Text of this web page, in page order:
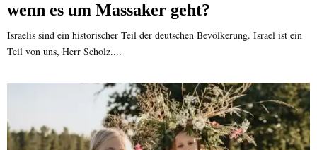
wenn es um Massaker geht?
Israelis sind ein historischer Teil der deutschen Bevölkerung. Israel ist ein
Teil von uns, Herr Scholz....